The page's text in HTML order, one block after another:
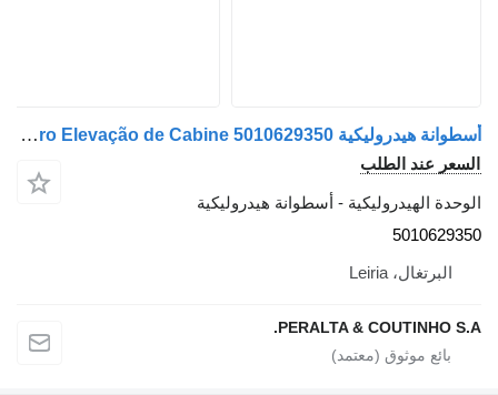
أسطوانة هيدروليكية Renault Premium Cilindro Elevação de Cabine 5010629350 لـ الشاحنات Renault Premium
السعر عند الطلب
الوحدة الهيدروليكية - أسطوانة هيدروليكية
5010629350
البرتغال، Leiria
PERALTA & COUTINHO S.A.